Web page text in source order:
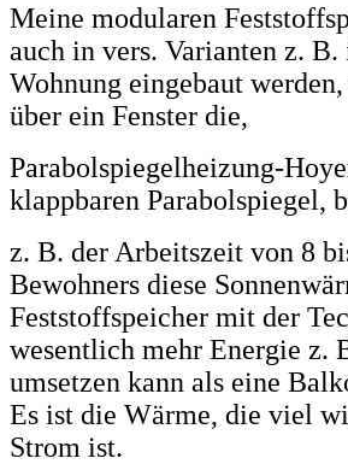
Meine modularen
auch in vers. Varianten z. B.
Wohnung eingebaut
über ein Fenster die,
Parabolspiegelheizung-
klappbaren Parabolspiegel,
z. B. der Arbeitszeit von 8
Bewohners diese
Feststoffspeicher mit der
wesentlich mehr Energie z.
umsetzen kann als eine
Es ist die Wärme, die viel
Strom ist.